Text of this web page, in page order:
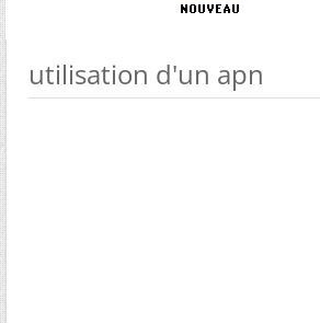
utilisation d'un apn